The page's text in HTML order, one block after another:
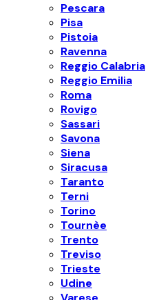
Pescara
Pisa
Pistoia
Ravenna
Reggio Calabria
Reggio Emilia
Roma
Rovigo
Sassari
Savona
Siena
Siracusa
Taranto
Terni
Torino
Tournèe
Trento
Treviso
Trieste
Udine